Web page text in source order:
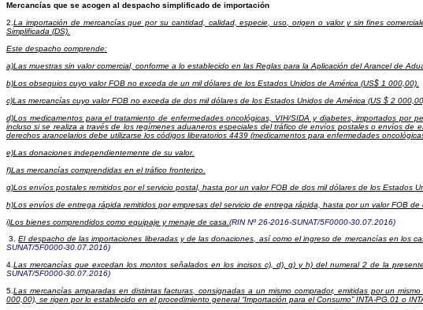
Mercancías que se acogen al despacho simplificado de importación
2. La importación de mercancías que por su cantidad, calidad, especie, uso, origen o valor y sin fines
Simplificada (DS).
Este despacho comprende:
a)Las muestras sin valor comercial, conforme a lo establecido en las Reglas para la Aplicación del Arancel de
b)Los obsequios cuyo valor FOB no exceda de un mil dólares de los Estados Unidos de América (US$ 1 000,00).
c)Las mercancías cuyo valor FOB no exceda de dos mil dólares de los Estados Unidos de América (US $ 2
d)Los medicamentos para el tratamiento de enfermedades oncológicas, VIH/SIDA y diabetes, importados
incluso si se realiza a través de los regímenes aduaneros especiales del tráfico de envíos postales o envíos
derechos arancelarios debe utilizarse los códigos liberatorios 4439 (medicamentos para enfermedades
e)Las donaciones independientemente de su valor.
f)Las mercancías comprendidas en el tráfico fronterizo.
g)Los envíos postales remitidos por el servicio postal, hasta por un valor FOB de dos mil dólares de los Estados
h)Los envíos de entrega rápida remitidos por empresas del servicio de entrega rápida, hasta por un valor FOB
i)Los bienes comprendidos como equipaje y menaje de casa. (RIN Nº 26-2016-SUNAT/5F0000-30.07.2016)
3.
El despacho de las importaciones liberadas y de las donaciones, así como el ingreso de mercancías en los
SUNAT/5F0000-30.07.2016)
4. Las mercancías que excedan los montos señalados en los incisos c), d), g) y h) del numeral 2 de la
SUNAT/5F0000-30.07.2016)
5. Las mercancías amparadas en distintas facturas, consignadas a un mismo comprador, emitidas por un
000,00), se rigen por lo establecido en el procedimiento general “Importación para el Consumo” INTA-PG.01 o